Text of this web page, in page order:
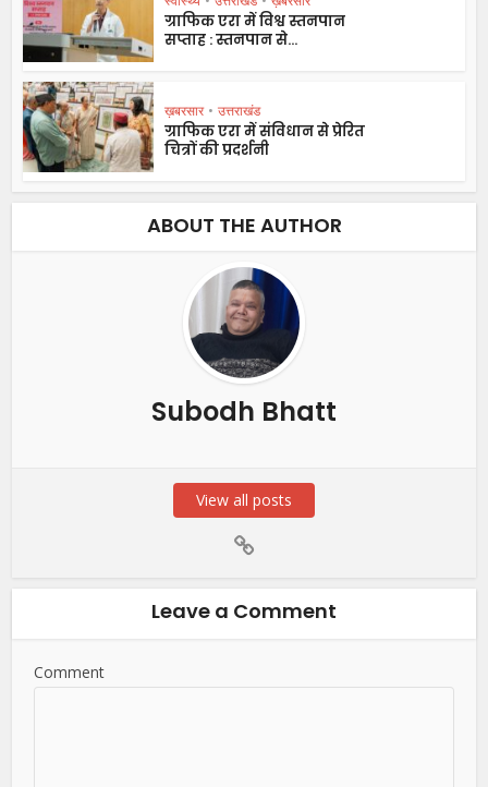
ग्राफिक एरा में विश्व स्तनपान
सप्ताह : स्तनपान से...
ख़बरसार • उत्तराखंड
ग्राफिक एरा में संविधान से प्रेरित
चित्रों की प्रदर्शनी
ABOUT THE AUTHOR
Subodh Bhatt
View all posts
Leave a Comment
Comment